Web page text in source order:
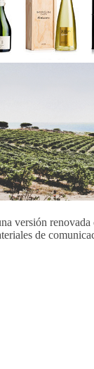
versión
de